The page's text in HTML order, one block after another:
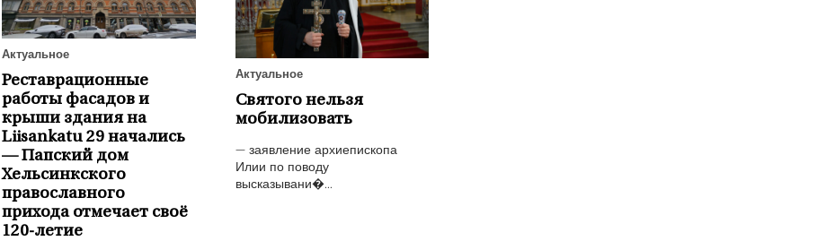
Актуальное
Реставрационные
работы фасадов и
крыши здания на
Liisankatu 29 начались
— Папский дом
Хельсинкского
православного
прихода отмечает своё
120-летие
Актуальное
Святого нельзя
мобилизовать
— заявление архиепископа
Илии по поводу
высказывани�...